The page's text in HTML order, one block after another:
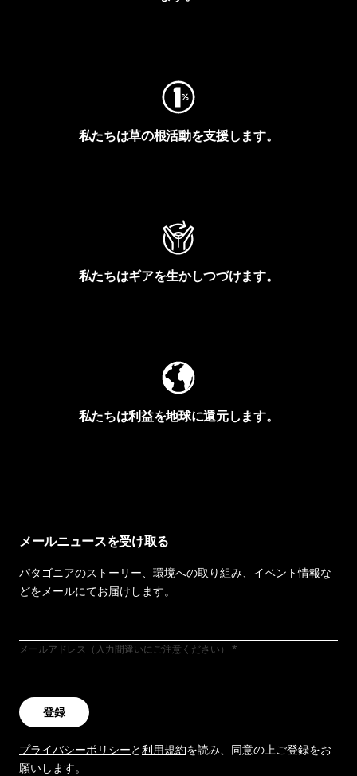
私たちは草の根活動を支援します。
私たちはギアを生かしつづけます。
私たちは利益を地球に還元します。
メールニュースを受け取る
パタゴニアのストーリー、環境への取り組み、イベント情報な
どをメールにてお届けします。
メールアドレス（入力間違いにご注意ください）
登録
プライバシーポリシーと利用規約を読み、同意の上ご登録をお
願いします。